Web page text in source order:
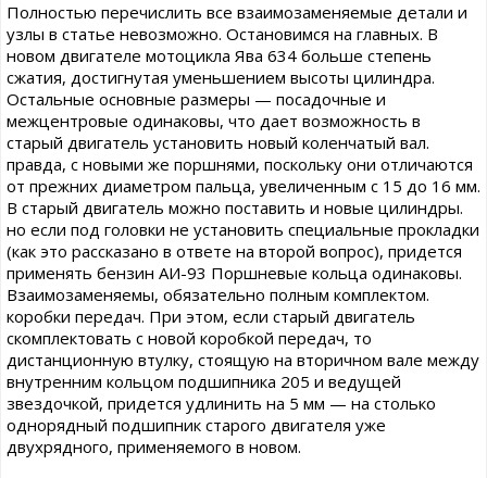
Полностью перечислить все взаимозаменяемые детали и
узлы в статье невозможно. Остановимся на главных. В
новом двигателе мотоцикла Ява 634 больше степень
сжатия, достигнутая уменьшением высоты цилиндра.
Остальные основные размеры — посадочные и
межцентровые одинаковы, что дает возможность в
старый двигатель установить новый коленчатый вал.
правда, с новыми же поршнями, поскольку они отличаются
от прежних диаметром пальца, увеличенным с 15 до 16 мм.
В старый двигатель можно поставить и новые цилиндры.
но если под головки не установить специальные прокладки
(как это рассказано в ответе на второй вопрос), придется
применять бензин АИ-93 Поршневые кольца одинаковы.
Взаимозаменяемы, обязательно полным комплектом.
коробки передач. При этом, если старый двигатель
скомплектовать с новой коробкой передач, то
дистанционную втулку, стоящую на вторичном вале между
внутренним кольцом подшипника 205 и ведущей
звездочкой, придется удлинить на 5 мм — на столько
однорядный подшипник старого двигателя уже
двухрядного, применяемого в новом.